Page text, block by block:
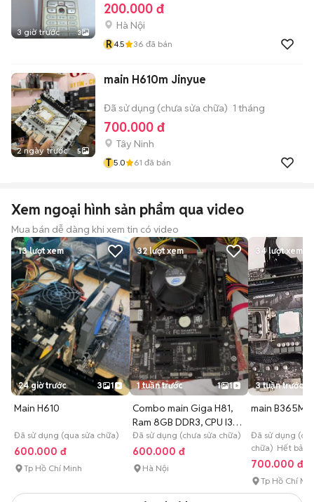
3 giờ trước 3
200.000 đ
Hà Nội
R4.5 36 đã bán
2 ngày trước 5
main H610m Jinyue
Đã sử dụng (chưa sửa chữa) 1 tháng
700.000 đ
Tây Ninh
T 5.0 61 đã bán
Xem ngoại hình sản phẩm qua video
Mua bán dễ dàng khi xem tin có video
13lượt xem
24 giờ trước 3 1
Main H610
Đã sử dụng (qua sửa chữa)
600.000 đ
Tp Hồ Chí Minh
32lượt xem
1 tuần trước 1 1
Combo main Giga H81,
Ram 8GB DDR3, CPU I3
4130
Đã sử dụng (chưa sửa chữa)
600.000 đ
Hà Nội
34lượt xem
3 tuần trước
main B365M
Đã sử dụng
chữa) Hết bảo
700.000 đ
Tp Hồ Chí